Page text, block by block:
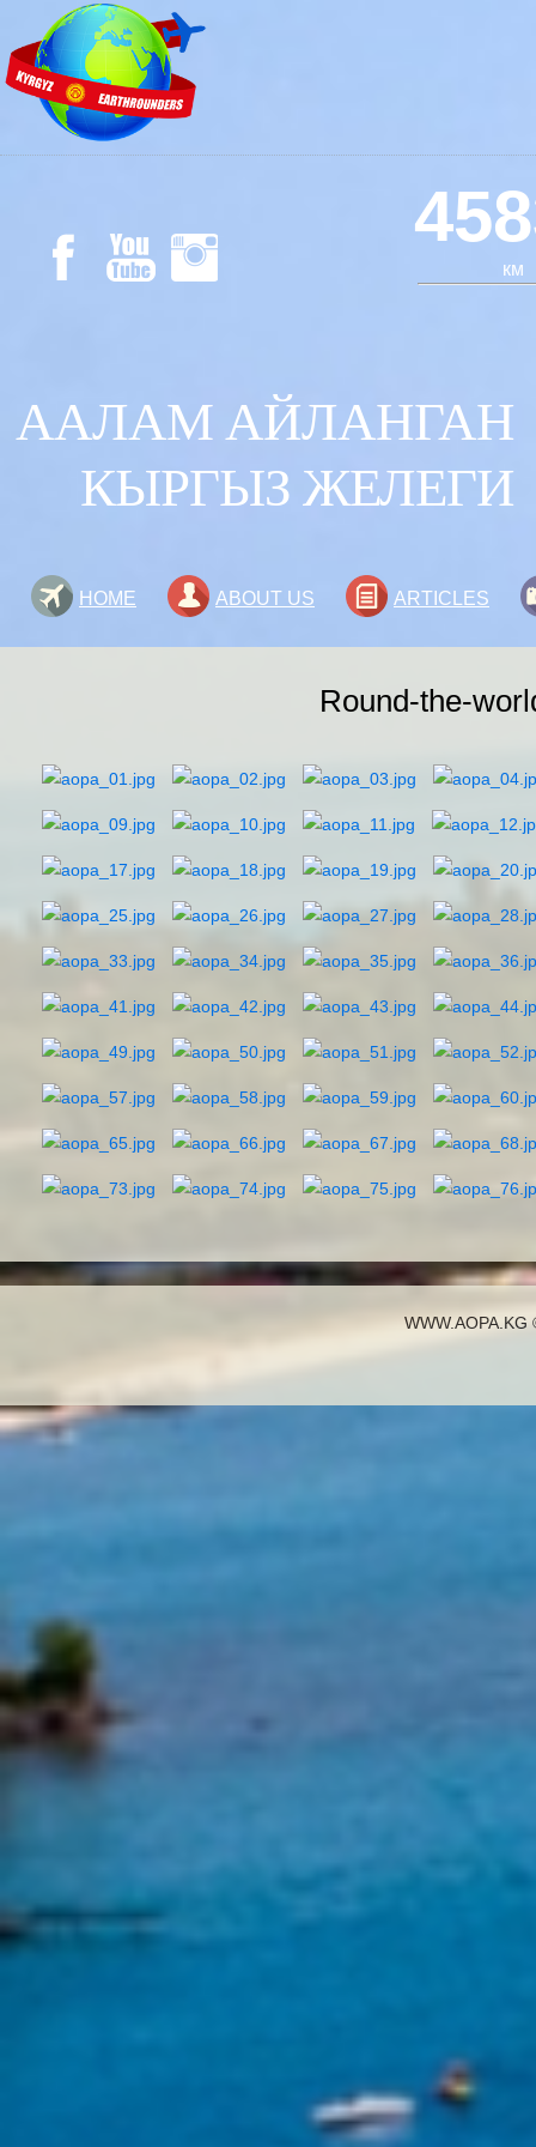
км
ААЛАМ АЙЛАНГАН
КЫРГЫЗ ЖЕЛЕГИ
HOME ABOUT US ARTICLES
Round-the-
AdmirorGallery 5.0.0 Vasiljevski&Kekeljevic